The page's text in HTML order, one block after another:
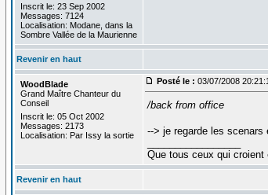
Inscrit le: 23 Sep 2002
Messages: 7124
Localisation: Modane, dans la
Sombre Vallée de la Maurienne
Revenir en haut
WoodBlade
Grand Maître Chanteur du
Conseil
Inscrit le: 05 Oct 2002
Messages: 2173
Localisation: Par Issy la sortie
Posté le : 03/07/2008
/back from office
--> je regarde les scenars
Que tous ceux qui
Revenir en haut